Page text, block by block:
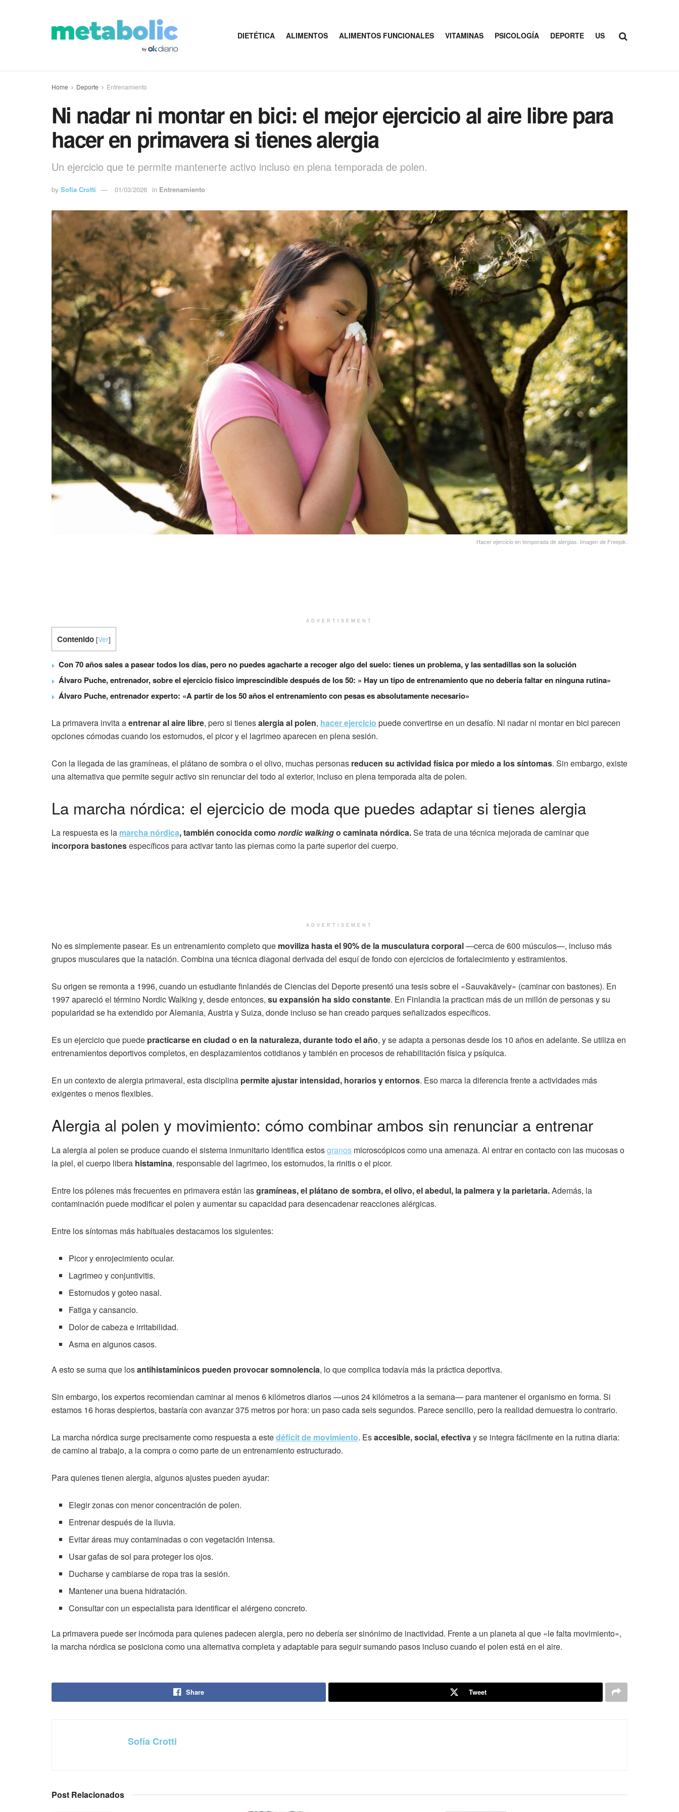
DIETÉTICA ALIMENTOS ALIMENTOS FUNCIONALES VITAMINAS PSICOLOGÍA DEPORTE US
Home Deporte Entrenamiento
Ni nadar ni montar en bici: el mejor ejercicio al aire libre para
hacer en primavera si tienes alergia
Un ejercicio que te permite mantenerte activo incluso en plena temporada de polen.
by Sofía Crotti 01/03/2026 in Entrenamiento
Hacer ejercicio en temporada de alergias. Imagen de Freepik.
ADVERTISEMENT
Contenido [Ver]
Con 70 años sales a pasear todos los días, pero no puedes agacharte a recoger algo del suelo: tienes un problema, y las sentadillas son la solución
Álvaro Puche, entrenador, sobre el ejercicio físico imprescindible después de los 50: » Hay un tipo de entrenamiento que no debería faltar en ninguna rutina»
Álvaro Puche, entrenador experto: «A partir de los 50 años el entrenamiento con pesas es absolutamente necesario»
La primavera invita aentrenar al aire libre, pero si tienesalergia al polen, hacer ejercicio puede convertirse en un desafío. Ni nadar ni montar en bici parecen
opciones cómodas cuando los estornudos, el picor y el lagrimeo aparecen en plena sesión.
Con la llegada de las gramíneas, el plátano de sombra o el olivo, muchas personas reducen su actividad física por miedo a los síntomas. Sin embargo, existe
una alternativa que permite seguir activo sin renunciar del todo al exterior, incluso en plena temporada alta de polen.
La marcha nórdica: el ejercicio de moda que puedes adaptar si tienes alergia
La respuesta es la marcha nórdica, también conocida como nordic walkingo caminata nórdica.Se trata de una técnica mejorada de caminar que
incorpora bastonesespecíficos para activar tanto las piernas como la parte superior del cuerpo.
ADVERTISEMENT
No es simplemente pasear. Es un entrenamiento completo que moviliza hasta el 90% de la musculatura corporal—cerca de 600 músculos—, incluso más
grupos musculares que la natación. Combina una técnica diagonal derivada del esquí de fondo con ejercicios de fortalecimiento y estiramientos.
Su origen se remonta a 1996, cuando un estudiante finlandés de Ciencias del Deporte presentó una tesis sobre el «Sauvakävely» (caminar con bastones). En
1997 apareció el término Nordic Walking y, desde entonces, su expansión ha sido constante. En Finlandia la practican más de un millón de personas y su
popularidad se ha extendido por Alemania, Austria y Suiza, donde incluso se han creado parques señalizados específicos.
Es un ejercicio que puede practicarse en ciudad o en la naturaleza, durante todo el año, y se adapta a personas desde los 10 años en adelante. Se utiliza en
entrenamientos deportivos completos, en desplazamientos cotidianos y también en procesos de rehabilitación física y psíquica.
En un contexto de alergia primaveral, esta disciplina permite ajustar intensidad, horarios y entornos. Eso marca la diferencia frente a actividades más
exigentes o menos flexibles.
Alergia al polen y movimiento: cómo combinar ambos sin renunciar a entrenar
La alergia al polen se produce cuando el sistema inmunitario identifica estosgranos microscópicos como una amenaza. Al entrar en contacto con las mucosas o
la piel, el cuerpo libera histamina, responsable del lagrimeo, los estornudos, la rinitis o el picor.
Entre los pólenes más frecuentes en primavera están lasgramíneas, el plátano de sombra, el olivo, el abedul, la palmera y la parietaria.Además, la
contaminación puede modificar el polen y aumentar su capacidad para desencadenar reacciones alérgicas.
Entre los síntomas más habituales destacamos los siguientes:
Picor y enrojecimiento ocular.
Lagrimeo y conjuntivitis.
Estornudos y goteo nasal.
Fatiga y cansancio.
Dolor de cabeza e irritabilidad.
Asma en algunos casos.
A esto se suma que losantihistamínicos pueden provocar somnolencia, lo que complica todavía más la práctica deportiva.
Sin embargo, los expertos recomiendan caminar al menos 6 kilómetros diarios —unos 24 kilómetros a la semana— para mantener el organismo en forma. Si
estamos 16 horas despiertos, bastaría con avanzar 375 metros por hora: un paso cada seis segundos. Parece sencillo, pero la realidad demuestra lo contrario.
La marcha nórdica surge precisamente como respuesta a estedéficit de movimiento. Esaccesible, social, efectivay se integra fácilmente en la rutina diaria:
de camino al trabajo, a la compra o como parte de un entrenamiento estructurado.
Para quienes tienen alergia, algunos ajustes pueden ayudar:
Elegir zonas con menor concentración de polen.
Entrenar después de la lluvia.
Evitar áreas muy contaminadas o con vegetación intensa.
Usar gafas de sol para proteger los ojos.
Ducharse y cambiarse de ropa tras la sesión.
Mantener una buena hidratación.
Consultar con un especialista para identificar el alérgeno concreto.
La primavera puede ser incómoda para quienes padecen alergia, pero no debería ser sinónimo de inactividad. Frente a un planeta al que «le falta movimiento»,
la marcha nórdica se posiciona como una alternativa completa y adaptable para seguir sumando pasos incluso cuando el polen está en el aire.
Share Tweet
Sofía Crotti
Post Relacionados